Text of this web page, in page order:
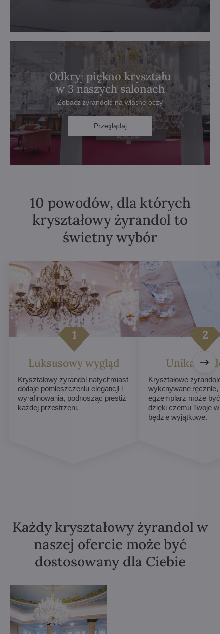
Odkryj piękno kryształu
w 3 naszych salonach
Zobacz żyrandole na własne oczy
Przeglądaj
10 powodów, dla których
kryształowy żyrandol to
świetny wybór
Luksusowy wygląd
Kryształowy żyrandol natychmiast
dodaje pomieszczeniu elegancji i
wyrafinowania, podnosząc prestiż
każdej przestrzeni.
Unikalne
Kryształowe
wykonywane
egzemplarz może
dzięki czemu Twoje
będzie wyjątkowe.
Każdy kryształowy żyrandol w
naszej ofercie może być
dostosowany dla Ciebie